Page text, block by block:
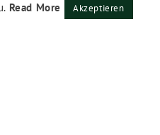
Read More Akzeptieren